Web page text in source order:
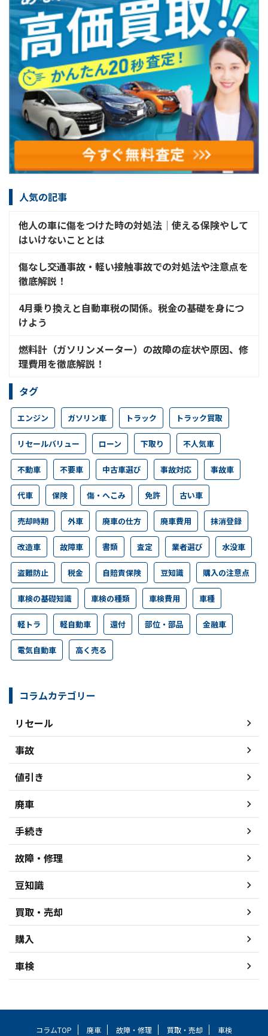
人気の記事
他人の車に傷をつけた時の対処法│使える保険やして
はいけないこととは
傷なし交通事故・軽い接触事故での対処法や注意点を
徹底解説！
4月乗り換えと自動車税の関係。税金の基礎を身につ
けよう
燃料計（ガソリンメーター）の故障の症状や原因、修
理費用を徹底解説！
タグ
エンジン ガソリン車 トラック トラック買取
リセールバリュー ローン 下取り 不人気車
不動車 不要車 中古車選び 事故対応 事故車
代車 保険 傷・へこみ 免許 古い車
売却時期 外車 廃車の仕方 廃車費用 抹消登録
改造車 故障車 書類 査定 業者選び 水没車
盗難防止 税金 自賠責保険 豆知識 購入の注意点
車検の基礎知識 車検の種類 車検費用 車種
軽トラ 軽自動車 還付 部位・部品 金融車
電気自動車 高く売る
コラムカテゴリー
リセール
事故
値引き
廃車
手続き
故障・修理
豆知識
買取・売却
購入
車検
コラムTOP 廃車 故障・修理 買取・売却 車検